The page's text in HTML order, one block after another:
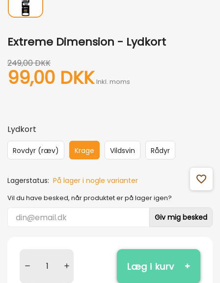
Extreme Dimension - Lydkort
249,00 DKK
99,00 DKK Inkl. moms
Lydkort
Rovdyr (ræv) Krage Vildsvin Rådyr
Lagerstatus: På lager i nogle varianter favorite_outline
Vil du have besked, når produktet er på lager igen?
Giv mig besked
Læg i kurv